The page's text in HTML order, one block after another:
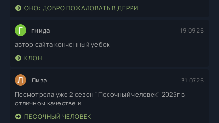
ОНО: ДОБРО ПОЖАЛОВАТЬ В ДЕРРИ
Г гнида 19.09.25
автор сайта конченный уебок
КЛОН
Л Лиза 31.07.25
Посмотрела уже 2 сезон "Песочный человек" 2025г в
отличном качестве и
ПЕСОЧНЫЙ ЧЕЛОВЕК